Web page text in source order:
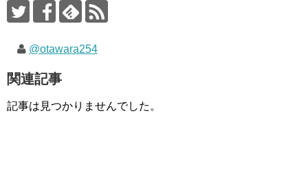
@otawara254
関連記事
記事は見つかりませんでした。